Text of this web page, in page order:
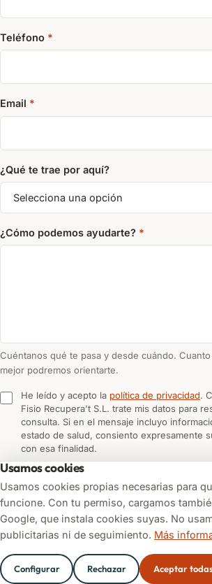
Teléfono *
Email *
¿Qué te trae por aquí?
¿Cómo podemos ayudarte? *
Cuéntanos qué te pasa y desde cuándo.
mejor podremos orientarte.
He leído y acepto la política de privacidad.
Fisio Recupera't S.L. trate mis datos para
consulta. Si en el mensaje incluyo
estado de salud, consiento expresamente
con esa finalidad.
Enviar consulta
Teléfono
977 00 03 11
WhatsApp 635054064
Usamos cookies
Usamos cookies propias necesarias para
funcione. Con tu permiso, cargamos
Google, que instala cookies suyas. No
publicitarias ni de seguimiento. Más
Configurar Rechazar Aceptar